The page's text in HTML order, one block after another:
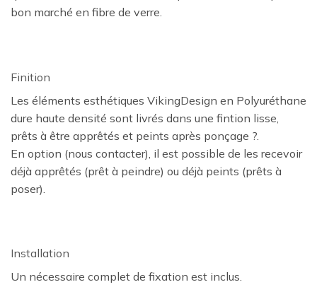
bon marché en fibre de verre.
Finition
Les éléments esthétiques VikingDesign en Polyuréthane
dure haute densité sont livrés dans une fintion lisse,
prêts à être apprêtés et peints après ponçage ?.
En option (nous contacter), il est possible de les recevoir
déjà apprêtés (prêt à peindre) ou déjà peints (prêts à
poser).
Installation
Un nécessaire complet de fixation est inclus.